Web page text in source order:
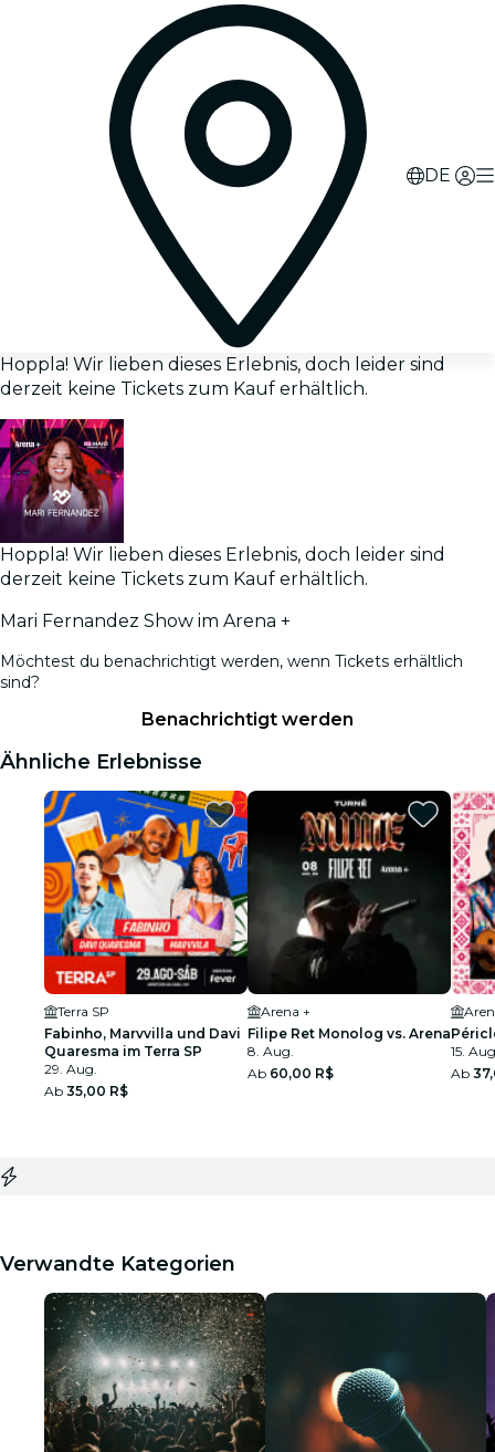
DE
Hoppla! Wir lieben dieses Erlebnis, doch leider sind
derzeit keine Tickets zum Kauf erhältlich.
Hoppla! Wir lieben dieses Erlebnis, doch leider sind
derzeit keine Tickets zum Kauf erhältlich.
Mari Fernandez Show im Arena +
Möchtest du benachrichtigt werden, wenn Tickets erhältlich
sind?
Benachrichtigt werden
Ähnliche Erlebnisse
Terra SP
Fabinho, Marvvilla und Davi
Quaresma im Terra SP
29. Aug.
Ab 35,00 R$
Arena +
Filipe Ret Monolog vs. Arena
8. Aug.
Ab 60,00 R$
15.
Ab
Verwandte Kategorien